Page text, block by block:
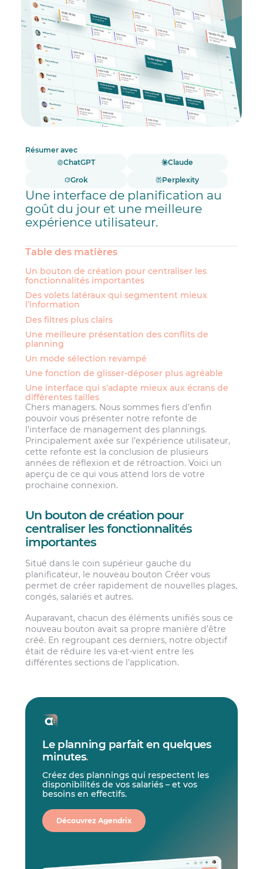
Résumer avec
ChatGPT
Claude
Grok
Perplexity
Une interface de planification au
goût du jour et une meilleure
expérience utilisateur.
Table des matières
Un bouton de création pour centraliser les
fonctionnalités importantes
Des volets latéraux qui segmentent mieux
l’information
Des filtres plus clairs
Une meilleure présentation des conflits de
planning
Un mode sélection revampé
Une fonction de glisser-déposer plus agréable
Une interface qui s’adapte mieux aux écrans de
différentes tailles
Chers managers. Nous sommes fiers d’enfin
pouvoir vous présenter notre refonte de
l’interface de management des plannings.
Principalement axée sur l’expérience utilisateur,
cette refonte est la conclusion de plusieurs
années de réflexion et de rétroaction. Voici un
aperçu de ce qui vous attend lors de votre
prochaine connexion.
Un bouton de création pour
centraliser les fonctionnalités
importantes
Situé dans le coin supérieur gauche du
planificateur, le nouveau bouton Créer vous
permet de créer rapidement de nouvelles plages,
congés, salariés et autres.
Auparavant, chacun des éléments unifiés sous ce
nouveau bouton avait sa propre manière d’être
créé. En regroupant ces derniers, notre objectif
était de réduire les va-et-vient entre les
différentes sections de l’application.
Le planning parfait en quelques
minutes.
Créez des plannings qui respectent les
disponibilités de vos salariés – et vos
besoins en effectifs.
Découvrez Agendrix